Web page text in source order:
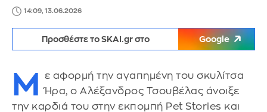
14:09, 13.06.2026
Προσθέστε το SKAI.gr στο Google
Μ
ε αφορμή την αγαπημένη του σκυλίτσα
Ήρα, ο Αλέξανδρος Τσουβέλας άνοιξε
την καρδιά του στην εκπομπή Pet Stories και